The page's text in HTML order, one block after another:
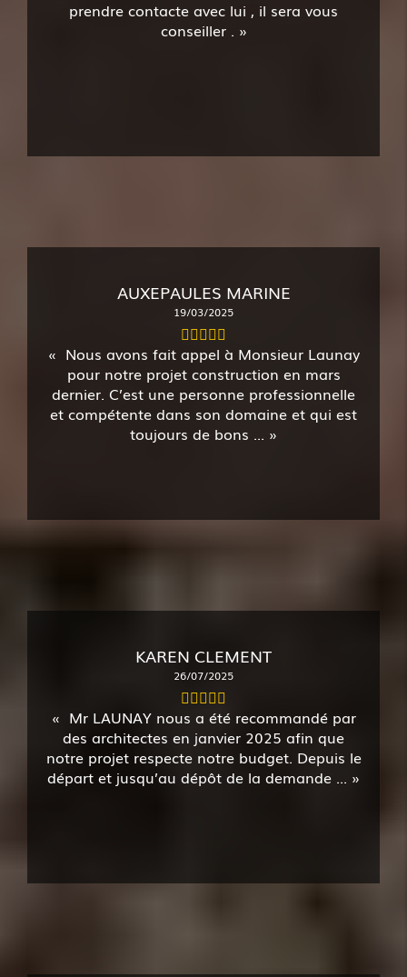
prendre contacte avec lui , il sera vous
conseiller .
AUXEPAULES MARINE
19/03/2025
Nous avons fait appel à Monsieur Launay
pour notre projet construction en mars
dernier. C’est une personne professionnelle
et compétente dans son domaine et qui est
toujours de bons ...
KAREN CLEMENT
26/07/2025
Mr LAUNAY nous a été recommandé par
des architectes en janvier 2025 afin que
notre projet respecte notre budget. Depuis le
départ et jusqu’au dépôt de la demande ...